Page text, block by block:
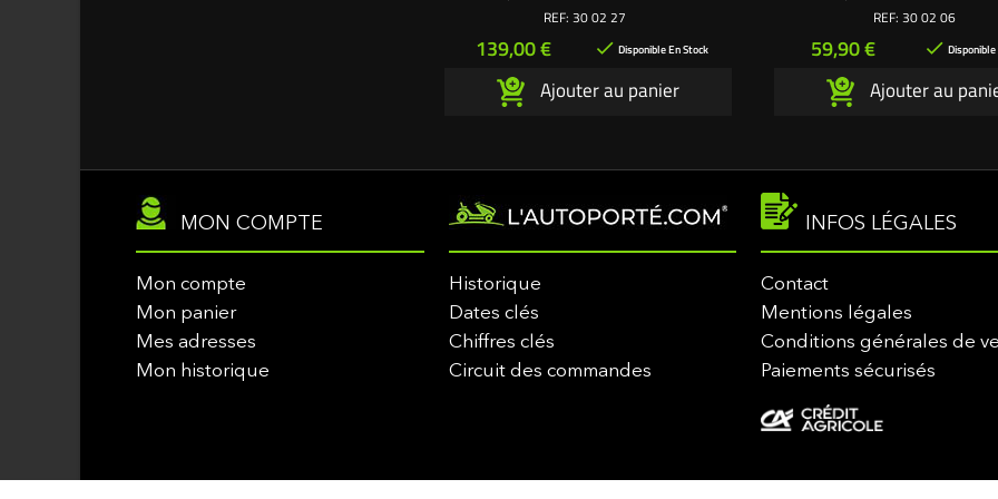
2 Lames soufflantes 49 cm, largeur 57 mm.
REF: 30 02 27
Prix
139,00 €  Disponible En Stock
Ajouter au panier
aluminium 4 fixations hauteur
Rondelles de palier. - 2 Vis de
fixation palier sur carter de
création exclusive
REF: 30 02 06
Prix
59,90 € 
Ajouter au
MON COMPTE
Mon compte
Mon panier
Mes adresses
Mon historique
Historique
Dates clés
Chiffres clés
Circuit des commandes
INFOS LÉGALES
Contact
Mentions légales
Conditions générales de
Paiements sécurisés